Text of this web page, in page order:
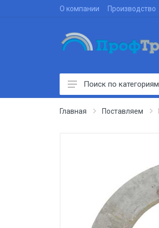
О компании Производство
Производим
Поиск по категориям
Главная Поставляем